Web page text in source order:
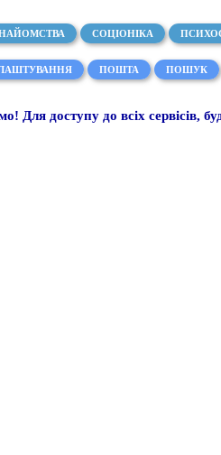
СОЦІОНІКА
ПОШТА ПОШУК
Для доступу до всіх сервісів,